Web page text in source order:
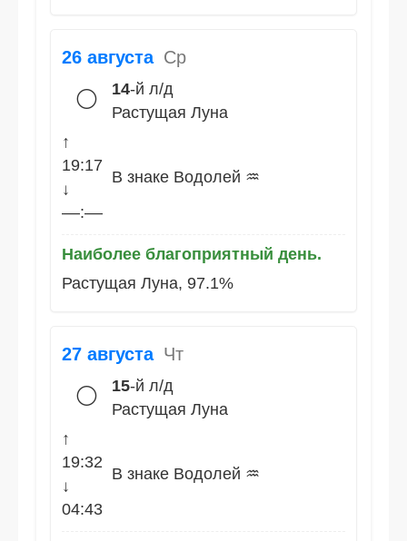
26 августа Ср
🌕 14-й л/д
Растущая Луна
↑
19:17
↓
––:––
В знаке Водолей ♒
Наиболее благоприятный день.
Растущая Луна, 97.1%
27 августа Чт
🌕 15-й л/д
Растущая Луна
↑
19:32
↓
04:43
В знаке Водолей ♒